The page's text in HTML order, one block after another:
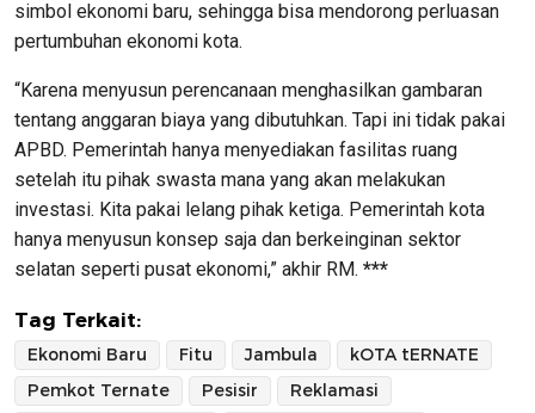
simbol ekonomi baru, sehingga bisa mendorong perluasan
pertumbuhan ekonomi kota.
“Karena menyusun perencanaan menghasilkan gambaran
tentang anggaran biaya yang dibutuhkan. Tapi ini tidak pakai
APBD. Pemerintah hanya menyediakan fasilitas ruang
setelah itu pihak swasta mana yang akan melakukan
investasi. Kita pakai lelang pihak ketiga. Pemerintah kota
hanya menyusun konsep saja dan berkeinginan sektor
selatan seperti pusat ekonomi,” akhir RM. ***
Tag Terkait:
Ekonomi Baru Fitu Jambula
kOTA tERNATE
Pemkot Ternate
Pesisir
Reklamasi